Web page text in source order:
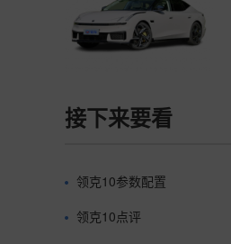
接下来要看
领克10参数配置
领克10点评